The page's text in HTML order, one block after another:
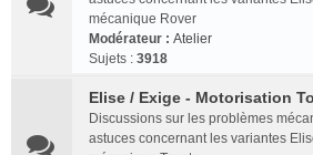
mécanique Rover
Modérateur : Atelier
Sujets : 3918
Elise / Exige - Motorisation
Discussions sur les problèmes
astuces concernant les variantes